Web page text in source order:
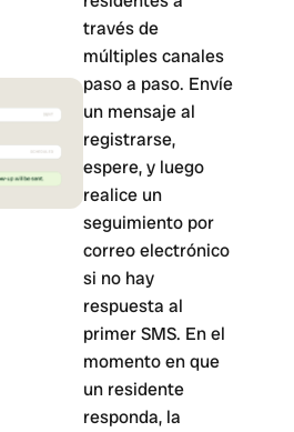
través de
múltiples canales
paso a paso. Envíe
un mensaje al
registrarse,
espere, y luego
realice un
seguimiento por
correo electrónico
si no hay
respuesta al
primer SMS. En el
momento en que
un residente
responda, la